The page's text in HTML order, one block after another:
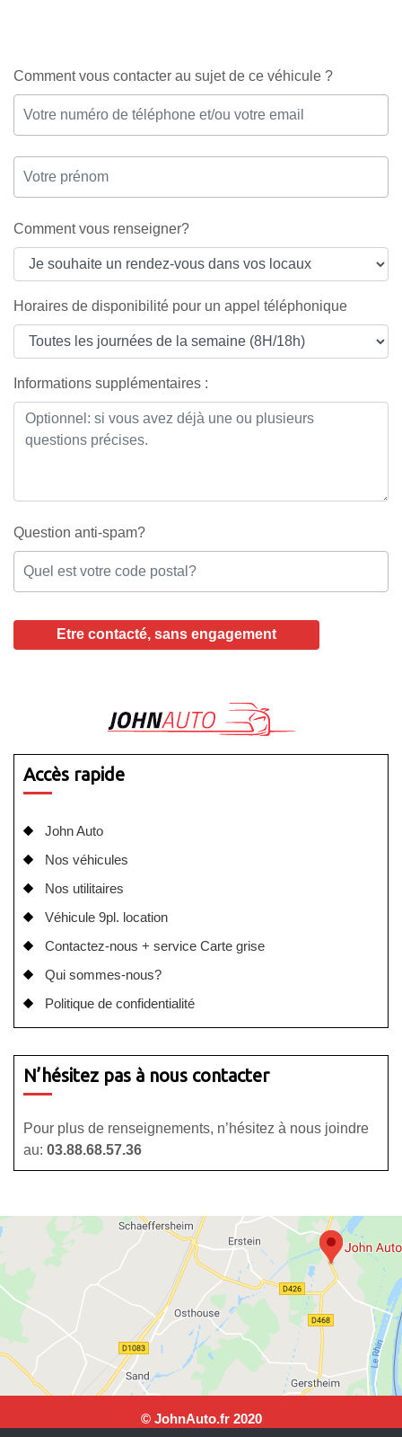
Comment vous contacter au sujet de ce véhicule ?
Comment vous renseigner?
Horaires de disponibilité pour un appel téléphonique
Informations supplémentaires :
Question anti-spam?
Accès rapide
John Auto
Nos véhicules
Nos utilitaires
Véhicule 9pl. location
Contactez-nous + service Carte grise
Qui sommes-nous?
Politique de confidentialité
N’hésitez pas à nous contacter
Pour plus de renseignements, n’hésitez à nous joindre
au: 03.88.68.57.36
© JohnAuto.fr 2020